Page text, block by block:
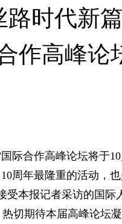
路时代新
作高峰论
际合作高峰论坛将于
周年最隆重的活动，
受本报记者采访的国际
切期待本届高峰论坛